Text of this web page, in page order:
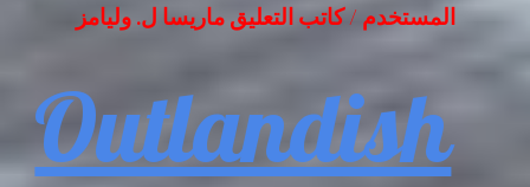
المستخدم / كاتب التعليق ماريسا ل. وليامز
Outlandish